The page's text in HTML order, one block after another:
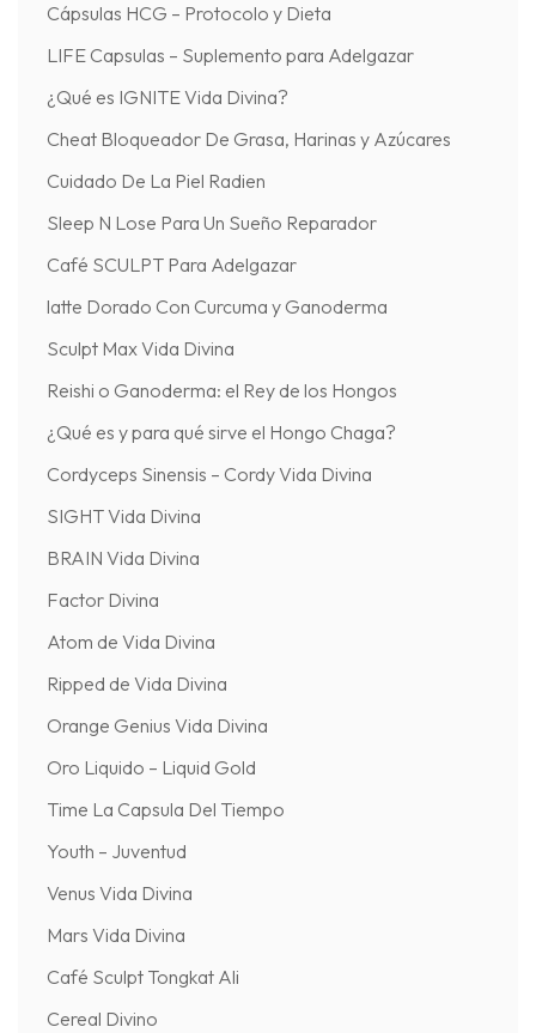
Cápsulas HCG – Protocolo y Dieta
LIFE Capsulas – Suplemento para Adelgazar
¿Qué es IGNITE Vida Divina?
Cheat Bloqueador De Grasa, Harinas y Azúcares
Cuidado De La Piel Radien
Sleep N Lose Para Un Sueño Reparador
Café SCULPT Para Adelgazar
latte Dorado Con Curcuma y Ganoderma
Sculpt Max Vida Divina
Reishi o Ganoderma: el Rey de los Hongos
¿Qué es y para qué sirve el Hongo Chaga?
Cordyceps Sinensis – Cordy Vida Divina
SIGHT Vida Divina
BRAIN Vida Divina
Factor Divina
Atom de Vida Divina
Ripped de Vida Divina
Orange Genius Vida Divina
Oro Liquido – Liquid Gold
Time La Capsula Del Tiempo
Youth – Juventud
Venus Vida Divina
Mars Vida Divina
Café Sculpt Tongkat Ali
Cereal Divino